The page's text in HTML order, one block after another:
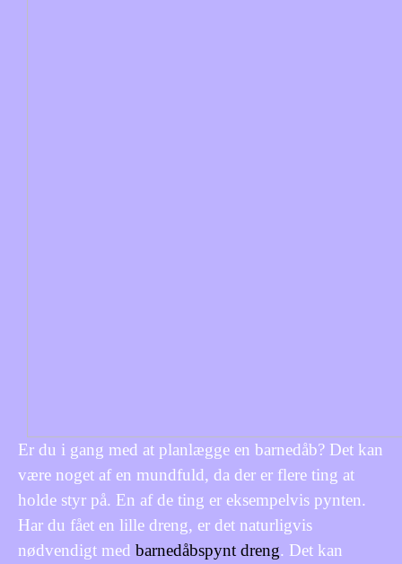
Er du i gang med at planlægge en barnedåb? Det kan
være noget af en mundfuld, da der er flere ting at
holde styr på. En af de ting er eksempelvis pynten.
Har du fået en lille dreng, er det naturligvis
nødvendigt med barnedåbspynt dreng. Det kan